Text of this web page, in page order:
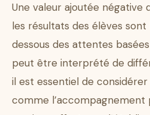
Une valeur ajoutée négative
les résultats des élèves
dessous des attentes
peut être interprété de
il est essentiel de considérer
comme l’accompagnement